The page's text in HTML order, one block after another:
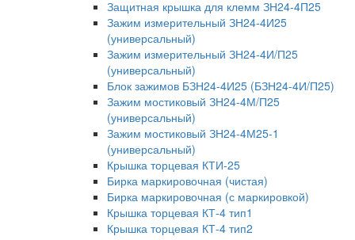
Защитная крышка для клемм ЗН24-4П25
Зажим измерительный ЗН24-4И25
(универсальный)
Зажим измерительный ЗН24-4И/П25
(универсальный)
Блок зажимов БЗН24-4И25 (БЗН24-4И/П25)
Зажим мостиковый ЗН24-4М/П25
(универсальный)
Зажим мостиковый ЗН24-4М25-1
(универсальный)
Крышка торцевая КТИ-25
Бирка маркировочная (чистая)
Бирка маркировочная (с маркировкой)
Крышка торцевая КТ-4 тип1
Крышка торцевая КТ-4 тип2